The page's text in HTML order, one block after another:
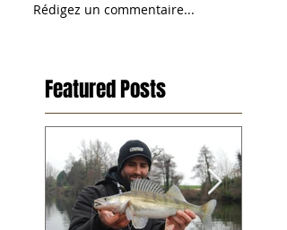
Rédigez un commentaire...
Featured Posts